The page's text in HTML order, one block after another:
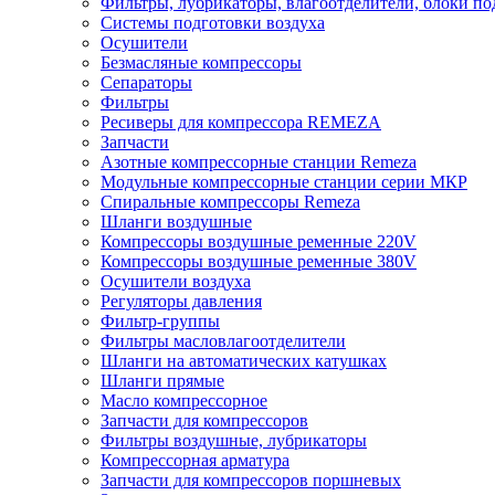
Системы подготовки воздуха
Осушители
Безмасляные компрессоры
Сепараторы
Фильтры
Ресиверы для компрессора REMEZA
Запчасти
Азотные компрессорные станции Remeza
Модульные компрессорные станции серии МКР
Спиральные компрессоры Remeza
Шланги воздушные
Компрессоры воздушные ременные 220V
Компрессоры воздушные ременные 380V
Осушители воздуха
Регуляторы давления
Фильтр-группы
Фильтры масловлагоотделители
Шланги на автоматических катушках
Шланги прямые
Масло компрессорное
Запчасти для компрессоров
Фильтры воздушные, лубрикаторы
Компрессорная арматура
Запчасти для компрессоров поршневых